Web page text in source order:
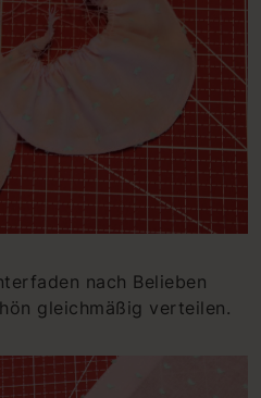
nach Belieben
gleichmäßig verteilen.